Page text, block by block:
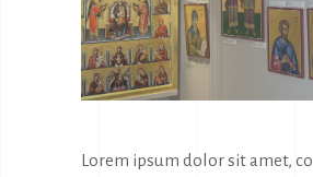
Lorem ipsum dolor sit amet,